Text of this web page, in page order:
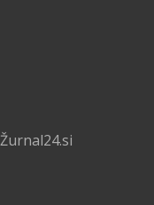
Žurnal24.si